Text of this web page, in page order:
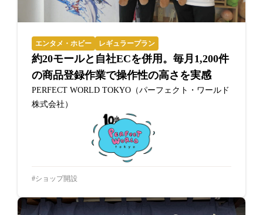
エンタメ・ホビー レギュラープラン
約20モールと自社ECを併用。毎月1,200件
の商品登録作業で操作性の高さを実感
PERFECT WORLD TOKYO（パーフェクト・ワールド
株式会社）
ショップ開設